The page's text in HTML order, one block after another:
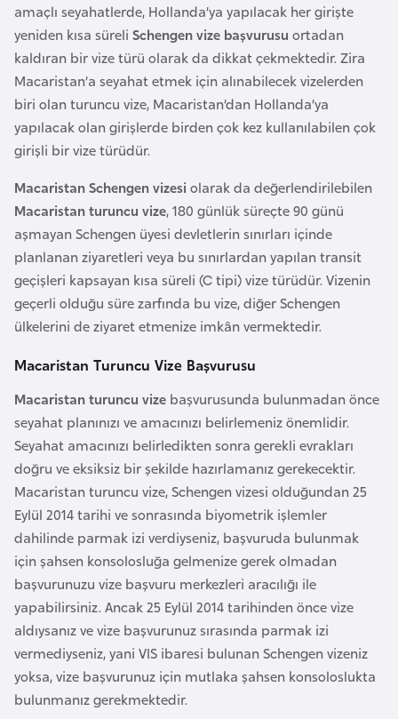
amaçlı seyahatlerde, Hollanda’ya yapılacak her girişte
yeniden kısa süreli Schengen vize başvurusu ortadan
kaldıran bir vize türü olarak da dikkat çekmektedir. Zira
Macaristan’a seyahat etmek için alınabilecek vizelerden
biri olan turuncu vize, Macaristan’dan Hollanda’ya
yapılacak olan girişlerde birden çok kez kullanılabilen çok
girişli bir vize türüdür.
Macaristan Schengen vizesi olarak da değerlendirilebilen
Macaristan turuncu vize, 180 günlük süreçte 90 günü
aşmayan Schengen üyesi devletlerin sınırları içinde
planlanan ziyaretleri veya bu sınırlardan yapılan transit
geçişleri kapsayan kısa süreli (C tipi) vize türüdür. Vizenin
geçerli olduğu süre zarfında bu vize, diğer Schengen
ülkelerini de ziyaret etmenize imkân vermektedir.
Macaristan Turuncu Vize Başvurusu
Macaristan turuncu vize başvurusunda bulunmadan önce
seyahat planınızı ve amacınızı belirlemeniz önemlidir.
Seyahat amacınızı belirledikten sonra gerekli evrakları
doğru ve eksiksiz bir şekilde hazırlamanız gerekecektir.
Macaristan turuncu vize, Schengen vizesi olduğundan 25
Eylül 2014 tarihi ve sonrasında biyometrik işlemler
dahilinde parmak izi verdiyseniz, başvuruda bulunmak
için şahsen konsolosluğa gelmenize gerek olmadan
başvurunuzu vize başvuru merkezleri aracılığı ile
yapabilirsiniz. Ancak 25 Eylül 2014 tarihinden önce vize
aldıysanız ve vize başvurunuz sırasında parmak izi
vermediyseniz, yani VIS ibaresi bulunan Schengen vizeniz
yoksa, vize başvurunuz için mutlaka şahsen konsoloslukta
bulunmanız gerekmektedir.
B
a
n
g
l
a
e
ş
B
e
l
a
r
s
B
e
l
ç
a
B
e
n